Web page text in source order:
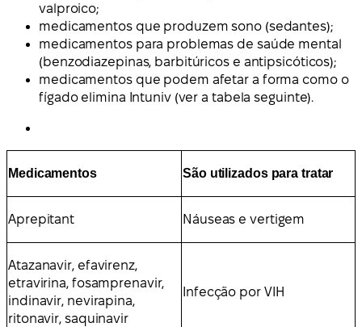
valproico;
medicamentos que produzem sono (sedantes);
medicamentos para problemas de saúde mental
(benzodiazepinas, barbitúricos e antipsicóticos);
medicamentos que podem afetar a forma como o
fígado elimina Intuniv (ver a tabela seguinte).
Medicamentos São utilizados para tratar
Aprepitant Náuseas e vertigem
Atazanavir, efavirenz,
etravirina, fosamprenavir,
indinavir, nevirapina,
ritonavir, saquinavir
Infecção por VIH